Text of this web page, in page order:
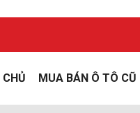
MUA BÁN Ô TÔ CŨ